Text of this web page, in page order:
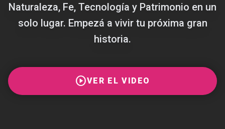
Naturaleza, Fe, Tecnología y Patrimonio en un
solo lugar. Empezá a vivir tu próxima gran
historia.
play_circleVER EL VIDEO